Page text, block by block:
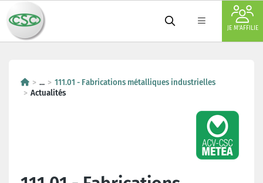
JE M'AFFILIE
...
111.01 - Fabrications métalliques industrielles
Actualités